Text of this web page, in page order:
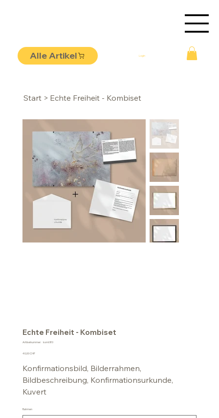
Alle Artikel Login
Start > Echte Freiheit - Kombiset
Echte Freiheit - Kombiset
Artikelnummer:
Artikelnummer:
kom080
Preis
40,00 CHF
Konfirmationsbild, Bilderrahmen,
Bildbeschreibung, Konfirmationsurkunde,
Kuvert
Rahmen